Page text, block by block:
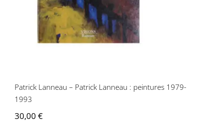
Patrick Lanneau – Patrick Lanneau : peintures 1979-
1993
30,00 €